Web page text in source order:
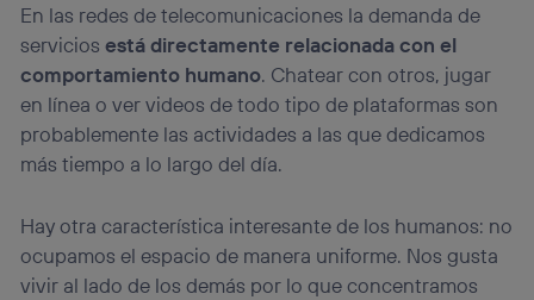
En las redes de telecomunicaciones la demanda de
serviciosestá directamente relacionada con el
comportamiento humano. Chatear con otros, jugar
en línea o ver videos de todo tipo de plataformas son
probablemente las actividades a las que dedicamos
más tiempo a lo largo del día.
Hay otra característica interesante de los humanos: no
ocupamos el espacio de manera uniforme. Nos gusta
vivir al lado de los demás por lo que concentramos